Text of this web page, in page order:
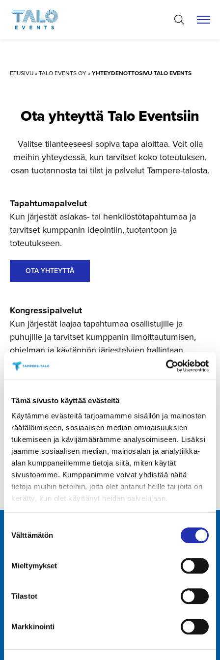
Tämä sivusto käyttää evästeitä
Käytämme evästeitä tarjoamamme sisällön ja mainosten
räätälöimiseen, sosiaalisen median ominaisuuksien
tukemiseen ja kävijämäärämme analysoimiseen. Lisäksi
jaamme sosiaalisen median, mainosalan ja analytiikka-
alan kumppaneillemme tietoja siitä, miten käytät
sivustoamme. Kumppanimme voivat yhdistää näitä
tietoja muihin tietoihin, joita olet antanut heille tai joita on
kerätty, kun olet käyttänyt heidän palvelujaan.
valinta
Välttämätön
Mieltymykset
Tilastot
Markkinointi
sisältöön
ETUSIVU»TALO EVENTS OY»YHTEYDENOTTOSIVU TALO EVENTS
Ota yhteyttä Talo Eventsiin
Valitse tilanteeseesi sopiva tapa aloittaa. Voit olla
meihin yhteydessä, kun tarvitset koko toteutuksen,
osan tuotannosta tai tilat ja palvelut Tampere-talosta.
Tapahtumapalvelut
Kun järjestät asiakas- tai henkilöstötapahtumaa ja
tarvitset kumppanin ideointiin, tuotantoon ja
toteutukseen.
OTA YHTEYTTÄ
Kongressipalvelut
Kun järjestät laajaa tapahtumaa osallistujille ja
puhujille ja tarvitset kumppanin ilmoittautumisen,
ohjelman ja käytännön järjestelyjen hallintaan.
OTA YHTEYTTÄ
Tilat ja palvelut Tampere-talossa
Kun etsit tilaa sekä siihen liittyviä palveluita, kuten
tekniikkaa, tarjoiluja ja majoitusta.
OTA YHTEYTTÄ
Tampere-talo Oy
PL 16, 33101 TAMPERE
Yliopistonkatu 55